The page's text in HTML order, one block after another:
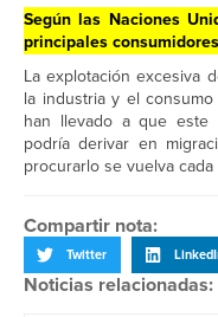
Según las Naciones
principales
La explotación excesiva
la industria y el
han llevado a que
podría derivar en
procurarlo se vuelva
Compartir nota:
Twitter
Noticias relacionadas: